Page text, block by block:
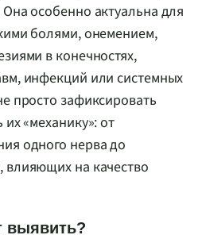
особенно актуальна для
болями, онемением,
в конечностях,
инфекций или системных
просто зафиксировать
«механику»: от
одного нерва до
на качество
выявить?